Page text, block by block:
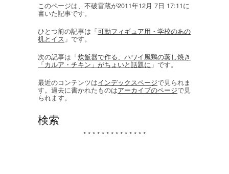
このページは、不破雷蔵が2011年12月 7日 17:11に
書いた記事です。
ひとつ前の記事は「可動フィギュア用・学校のあの
机とイス 」です。
次の記事は「炊飯器で作る、ハワイ風鶏の蒸し焼き
「カルア・チキン」がちょいと話題に 」です。
最近のコンテンツはインデックスページで見られま
す。過去に書かれたものはアーカイブのページで見
られます。
検索
* * * * * * * * * * * * * *